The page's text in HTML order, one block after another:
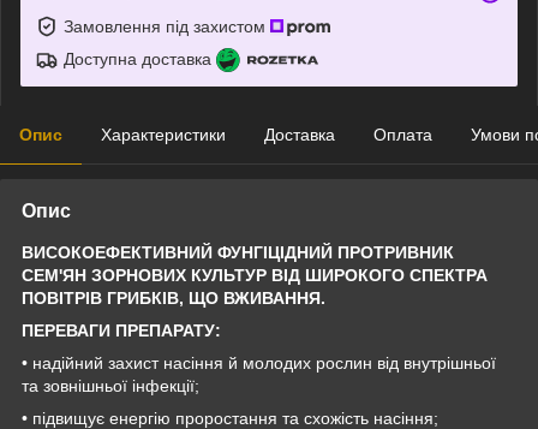
Замовлення під захистом
Доступна доставка
Опис Характеристики Доставка Оплата Умови
Опис
ВИСОКОЕФЕКТИВНИЙ ФУНГІЦІДНИЙ ПРОТРИВНИК
СЕМ'ЯН ЗОРНОВИХ КУЛЬТУР ВІД ШИРОКОГО СПЕКТРА
ПОВІТРІВ ГРИБКІВ, ЩО ВЖИВАННЯ.
ПЕРЕВАГИ ПРЕПАРАТУ:
• надійний захист насіння й молодих рослин від внутрішньої
та зовнішньої інфекції;
• підвищує енергію проростання та схожість насіння;